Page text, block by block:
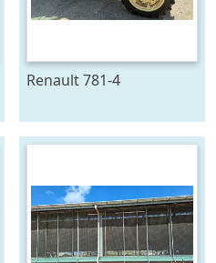
Renault 781-4